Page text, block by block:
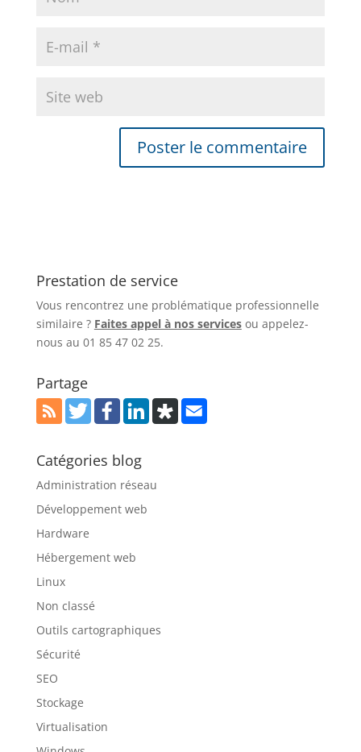
Prestation de service
Vous rencontrez une problématique professionnelle
similaire ? Faites appel à nos servicesou appelez-
nous au 01 85 47 02 25.
Partage
Catégories blog
Administration réseau
Développement web
Hardware
Hébergement web
Linux
Non classé
Outils cartographiques
Sécurité
SEO
Stockage
Virtualisation